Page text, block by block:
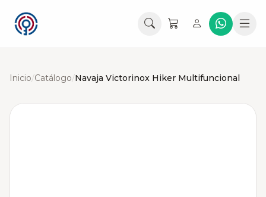
Inicio/Catálogo/Navaja Victorinox Hiker Multifuncional